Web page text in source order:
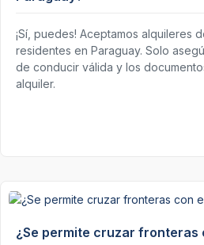
¡Sí, puedes! Aceptamos alquileres
residentes en Paraguay. Solo
de conducir válida y los
alquiler.
¿Se permite cruzar fronteras